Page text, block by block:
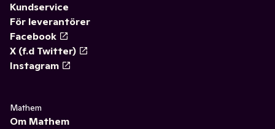
Kundservice
För leverantörer
Facebook
X (f.d Twitter)
Instagram
Mathem
Om Mathem